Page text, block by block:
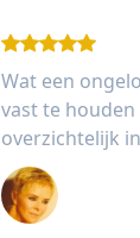
Wat een
vast te
overzichtelijk